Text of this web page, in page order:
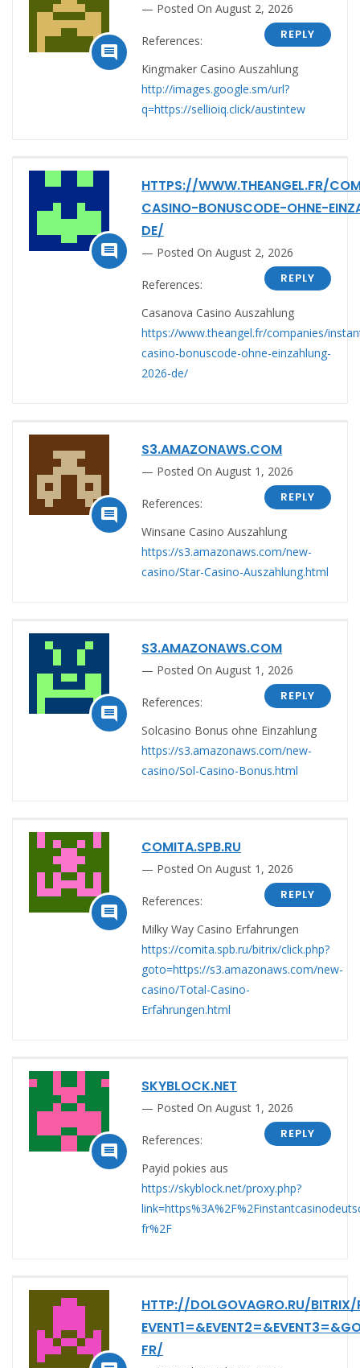

Posted On August 2, 2026
REPLY
References:
Kingmaker Casino Auszahlung
http://images.google.sm/url?
q=https://sellioiq.click/austintew

HTTPS://WWW.THEANGEL.FR/
CASINO-BONUSCODE-OHNE-
DE/
Posted On August 2, 2026
REPLY
References:
Casanova Casino Auszahlung
https://www.theangel.fr/companies/
casino-bonuscode-ohne-einzahlung-
2026-de/

S3.AMAZONAWS.COM
Posted On August 1, 2026
REPLY
References:
Winsane Casino Auszahlung
https://s3.amazonaws.com/new-
casino/Star-Casino-Auszahlung.html

S3.AMAZONAWS.COM
Posted On August 1, 2026
REPLY
References:
Solcasino Bonus ohne Einzahlung
https://s3.amazonaws.com/new-
casino/Sol-Casino-Bonus.html

COMITA.SPB.RU
Posted On August 1, 2026
REPLY
References:
Milky Way Casino Erfahrungen
https://comita.spb.ru/bitrix/click.php?
goto=https://s3.amazonaws.com/new-
casino/Total-Casino-
Erfahrungen.html

SKYBLOCK.NET
Posted On August 1, 2026
REPLY
References:
Payid pokies aus
https://skyblock.net/proxy.php?
fr%2F
HTTP://DOLGOVAGRO.RU/BITRIX/
FR/